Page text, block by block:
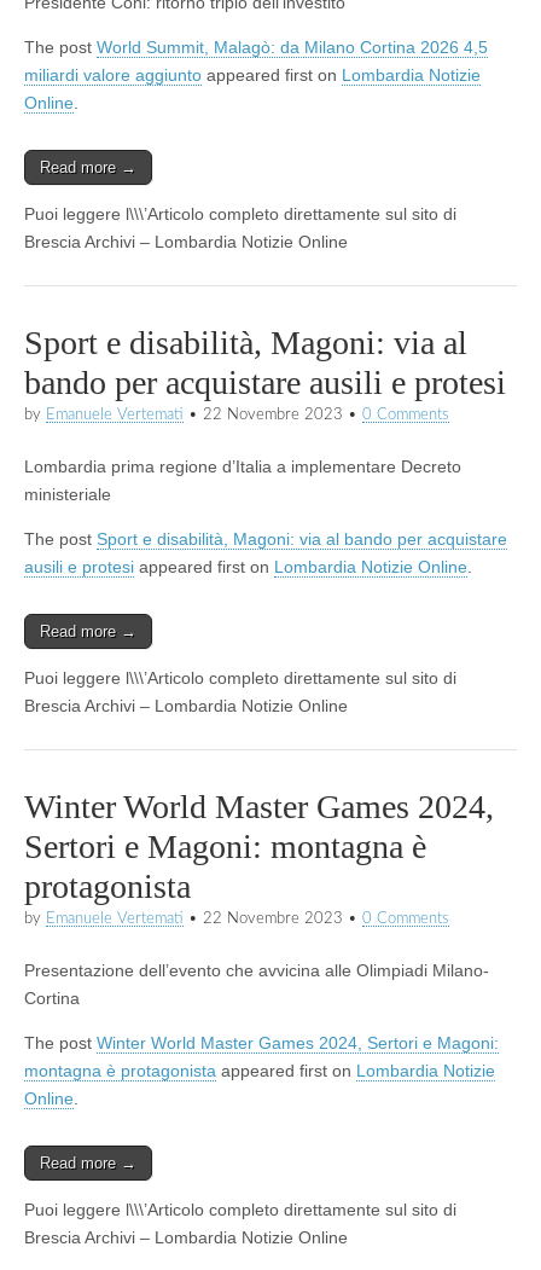
The post World Summit, Malagò: da Milano Cortina 2026 4,5
miliardi valore aggiunto appeared first on Lombardia Notizie
Online
Read more →
Puoi leggere l\\\’Articolo completo direttamente sul sito di
Brescia Archivi – Lombardia Notizie Online
Sport e disabilità, Magoni: via al
bando per acquistare ausili e protesi
by Emanuele Vertemati • 22 Novembre 2023 • 0 Comments
Lombardia prima regione d’Italia a implementare Decreto
ministeriale
The post Sport e disabilità, Magoni: via al bando per acquistare
ausili e protesi appeared first on Lombardia Notizie Online
Read more →
Puoi leggere l\\\’Articolo completo direttamente sul sito di
Brescia Archivi – Lombardia Notizie Online
Winter World Master Games 2024,
Sertori e Magoni: montagna è
protagonista
by Emanuele Vertemati • 22 Novembre 2023 • 0 Comments
Presentazione dell’evento che avvicina alle Olimpiadi Milano-
Cortina
The post Winter World Master Games 2024, Sertori e Magoni:
montagna è protagonista appeared first on Lombardia Notizie
Online
Read more →
Puoi leggere l\\\’Articolo completo direttamente sul sito di
Brescia Archivi – Lombardia Notizie Online